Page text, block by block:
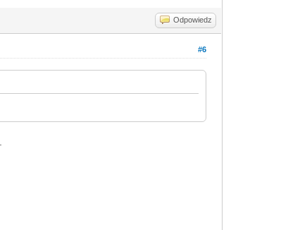
Odpowiedz
#6